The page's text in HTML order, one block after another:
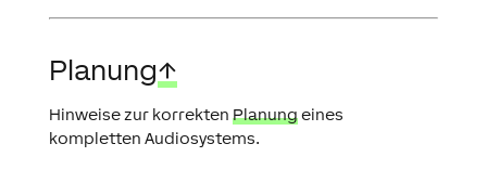
Planung↑
Hinweise zur korrekten Planungeines
kompletten Audiosystems.